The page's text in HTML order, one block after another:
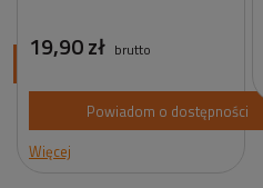
19,90 zł brutto
Powiadom o dostępności
Więcej